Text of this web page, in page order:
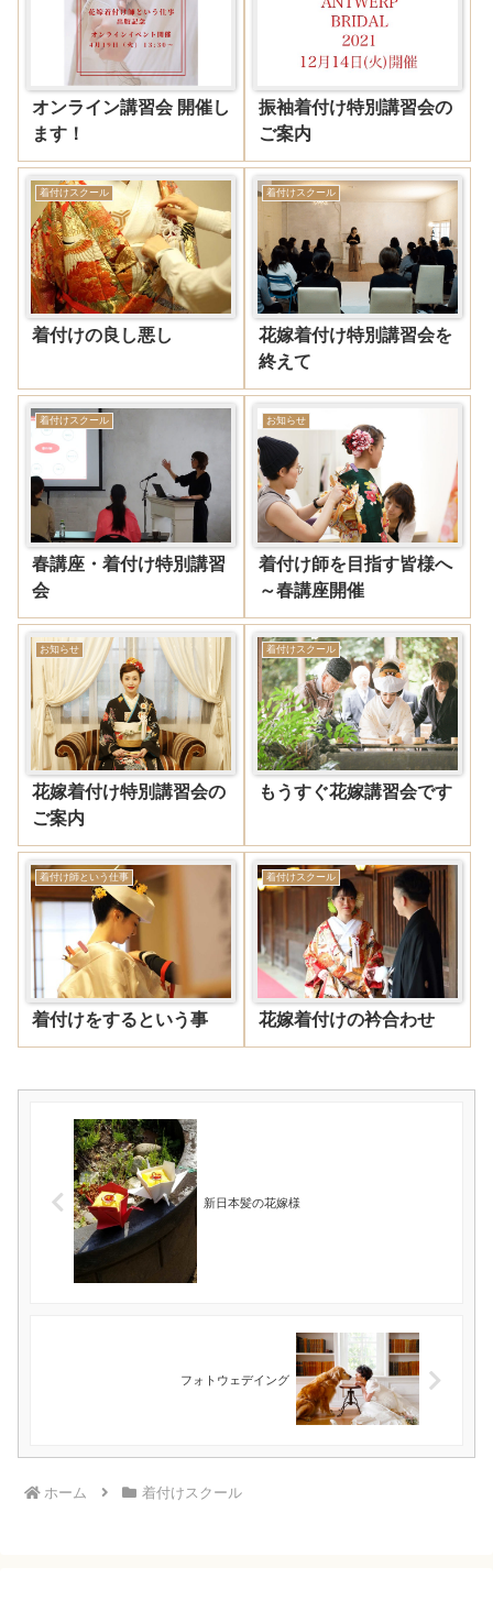
オンライン講習会 開催し
ます！
振袖着付け特別講習会の
ご案内
着付けスクール
着付けの良し悪し
着付けスクール
花嫁着付け特別講習会を
終えて
着付けスクール
春講座・着付け特別講習
会
お知らせ
着付け師を目指す皆様へ
～春講座開催
お知らせ
花嫁着付け特別講習会の
ご案内
着付けスクール
もうすぐ花嫁講習会です
着付け師という仕事
着付けをするという事
着付けスクール
花嫁着付けの衿合わせ
新日本髪の花嫁様
フォトウェデイング
ホーム 着付けスクール